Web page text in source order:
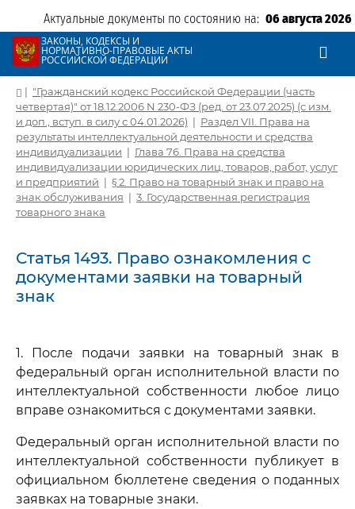
Актуальные документы по состоянию на: 06 августа 2026
ЗАКОНЫ, КОДЕКСЫ И
НОРМАТИВНО-ПРАВОВЫЕ АКТЫ
РОССИЙСКОЙ ФЕДЕРАЦИИ
| "Гражданский кодекс Российской Федерации (часть
четвертая)" от 18.12.2006 N 230-ФЗ (ред. от 23.07.2025) (с изм.
и доп., вступ. в силу с 04.01.2026) | Раздел VII. Права на
результаты интеллектуальной деятельности и средства
индивидуализации | Глава 76. Права на средства
индивидуализации юридических лиц, товаров, работ, услуг
и предприятий | § 2. Право на товарный знак и право на
знак обслуживания | 3. Государственная регистрация
товарного знака
Статья 1493. Право ознакомления с
документами заявки на товарный
знак
1. После подачи заявки на товарный знак в
федеральный орган исполнительной власти по
интеллектуальной собственности любое лицо
вправе ознакомиться с документами заявки.
Федеральный орган исполнительной власти по
интеллектуальной собственности публикует в
официальном бюллетене сведения о поданных
заявках на товарные знаки.